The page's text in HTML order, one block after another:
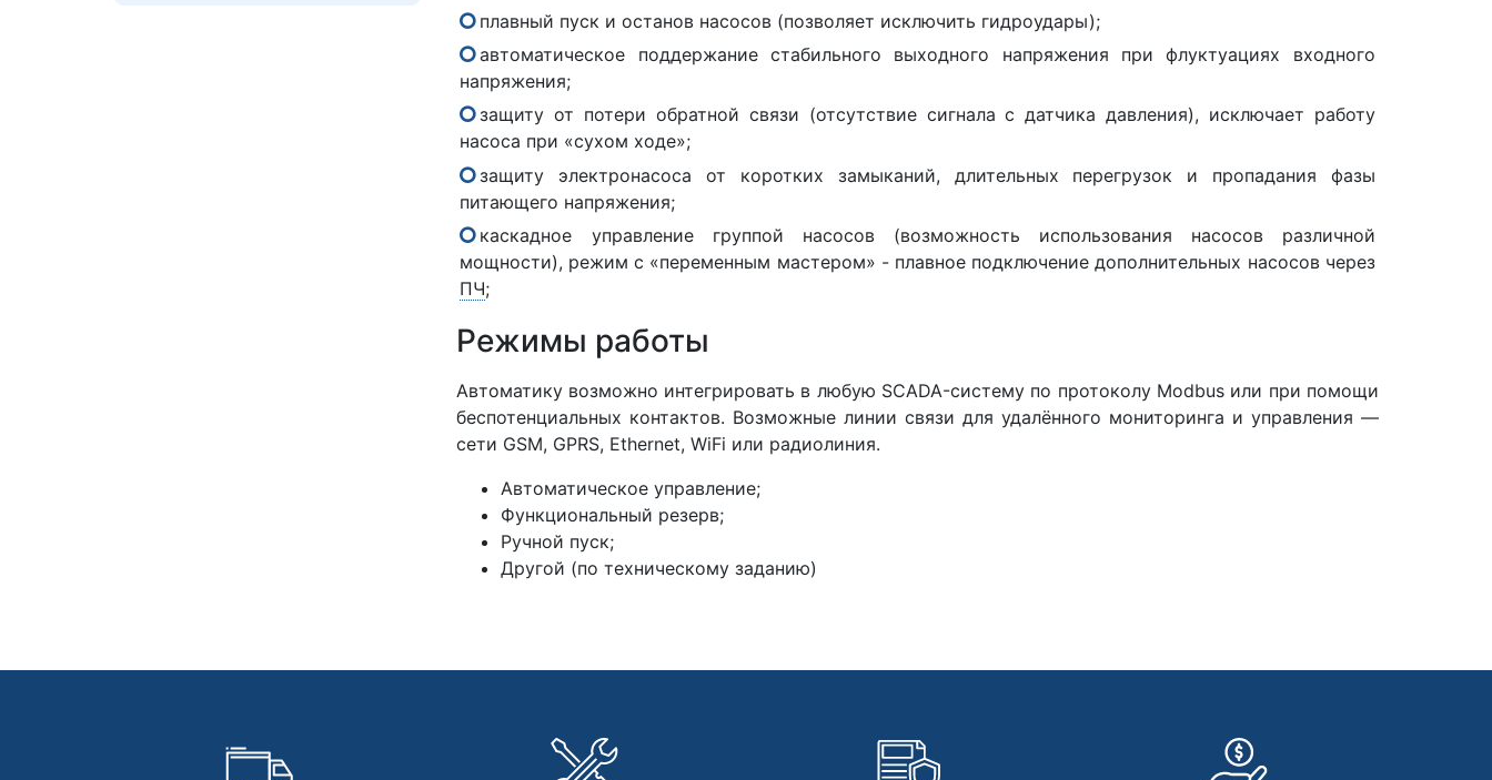
плавный пуск и останов насосов (позволяет исключить гидроудары);
автоматическое поддержание стабильного выходного напряжения при флуктуациях входного
напряжения;
защиту от потери обратной связи (отсутствие сигнала с датчика давления), исключает работу
насоса при «сухом ходе»;
защиту электронасоса от коротких замыканий, длительных перегрузок и пропадания фазы
питающего напряжения;
каскадное управление группой насосов (возможность использования насосов различной
мощности), режим с «переменным мастером» - плавное подключение дополнительных насосов через
ПЧ;
Режимы работы
Автоматику возможно интегрировать в любую SCADA-систему по протоколу Modbus или при помощи
беспотенциальных контактов. Возможные линии связи для удалённого мониторинга и управления —
сети GSM, GPRS, Ethernet, WiFi или радиолиния.
Автоматическое управление;
Функциональный резерв;
Ручной пуск;
Другой (по техническому заданию)